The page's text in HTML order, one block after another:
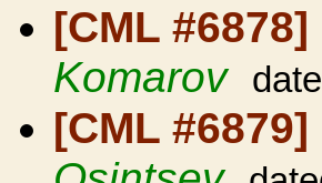
[CML #6878]
Komarov
[CML #6879]